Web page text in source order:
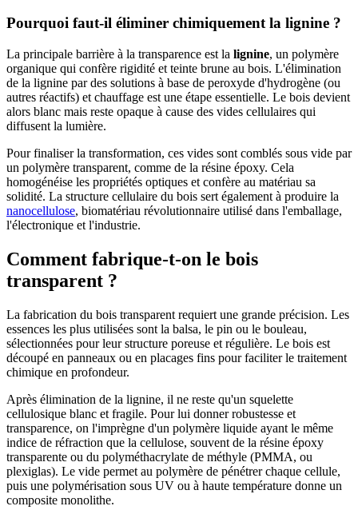
Pourquoi faut-il éliminer chimiquement la lignine ?
La principale barrière à la transparence est la lignine, un polymère
organique qui confère rigidité et teinte brune au bois. L'élimination
de la lignine par des solutions à base de peroxyde d'hydrogène (ou
autres réactifs) et chauffage est une étape essentielle. Le bois devient
alors blanc mais reste opaque à cause des vides cellulaires qui
diffusent la lumière.
Pour finaliser la transformation, ces vides sont comblés sous vide par
un polymère transparent, comme de la résine époxy. Cela
homogénéise les propriétés optiques et confère au matériau sa
solidité. La structure cellulaire du bois sert également à produire la
nanocellulose, biomatériau révolutionnaire utilisé dans l'emballage,
l'électronique et l'industrie.
Comment fabrique-t-on le bois
transparent ?
La fabrication du bois transparent requiert une grande précision. Les
essences les plus utilisées sont la balsa, le pin ou le bouleau,
sélectionnées pour leur structure poreuse et régulière. Le bois est
découpé en panneaux ou en placages fins pour faciliter le traitement
chimique en profondeur.
Après élimination de la lignine, il ne reste qu'un squelette
cellulosique blanc et fragile. Pour lui donner robustesse et
transparence, on l'imprègne d'un polymère liquide ayant le même
indice de réfraction que la cellulose, souvent de la résine époxy
transparente ou du polyméthacrylate de méthyle (PMMA, ou
plexiglas). Le vide permet au polymère de pénétrer chaque cellule,
puis une polymérisation sous UV ou à haute température donne un
composite monolithe.